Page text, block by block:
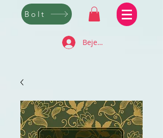
Bolt
Bejelentkezés